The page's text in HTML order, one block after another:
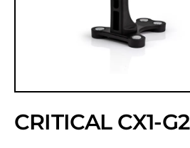
CRITICAL CX1-G2